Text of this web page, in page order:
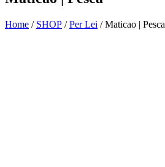
Home / SHOP /Per Lei / Maticao | Pesca